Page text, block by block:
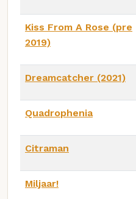
Kiss From A Rose (pre
2019)
Dreamcatcher (2021)
Quadrophenia
Citraman
Miljaar!